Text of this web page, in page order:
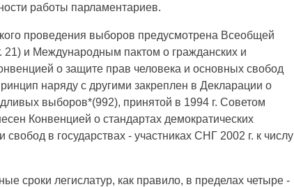
работы парламентариев.
проведения выборов предусмотрена Всеобщей
21) и Международным пактом о гражданских и
о защите прав человека и основных свобод
наряду с другими закреплен в Декларации о
выборов*(992), принятой в 1994 г. Советом
Конвенцией о стандартах демократических
в государствах - участниках СНГ 2002 г. к числу
сроки легислатур, как правило, в пределах четыре -